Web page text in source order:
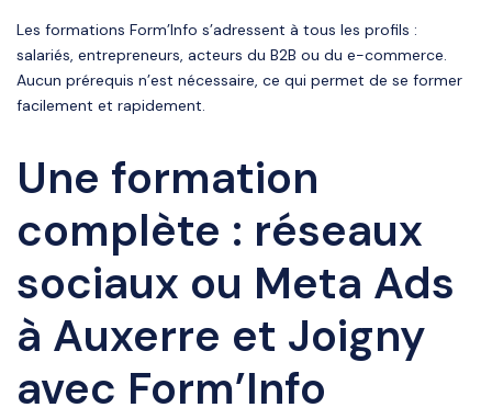
Les formations Form’Info s’adressent à tous les profils :
salariés, entrepreneurs, acteurs du B2B ou du e-commerce.
Aucun prérequis n’est nécessaire, ce qui permet de se former
facilement et rapidement.
Une formation
complète : réseaux
sociaux ou Meta Ads
à Auxerre et Joigny
avec Form’Info